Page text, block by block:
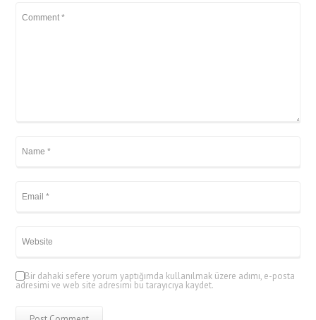
Bir dahaki sefere yorum yaptığımda kullanılmak üzere adımı, e-posta
adresimi ve web site adresimi bu tarayıcıya kaydet.